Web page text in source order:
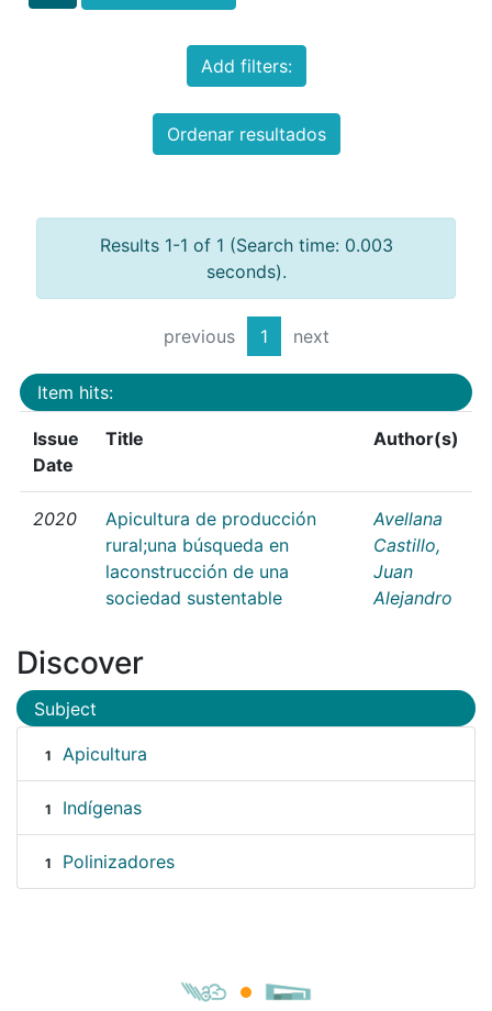
Add filters:
Ordenar resultados
Results 1-1 of 1 (Search time: 0.003
seconds).
previous 1 next
Item hits:
Issue
Date
Title Author(s)
2020
Apicultura de producción
rural;una búsqueda en
laconstrucción de una
sociedad sustentable
Avellana
Castillo,
Juan
Alejandro
Discover
Subject
1 Apicultura
1 Indígenas
1 Polinizadores